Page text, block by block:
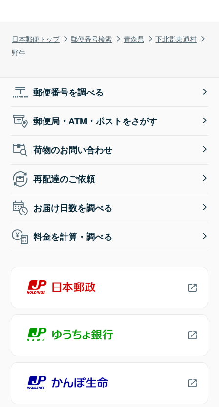
日本郵便トップ 郵便番号検索 青森県
下北郡東通村
野牛
郵便番号を調べる
郵便局・ATM・ポストをさがす
荷物のお問い合わせ
再配達のご依頼
お届け日数を調べる
料金を計算・調べる